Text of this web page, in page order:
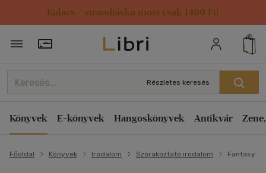
Kulacs / strandtáska most csak 1499 Ft!
Törzsvásárlói Kártya adatai
Részletes keresés
Könyvek E-könyvek Hangoskönyvek Antikvár
Főoldal Könyvek Irodalom Szórakoztató irodalom Fantasy